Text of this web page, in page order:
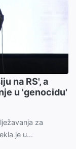
na RS', a
u 'genocidu'
za
je u...